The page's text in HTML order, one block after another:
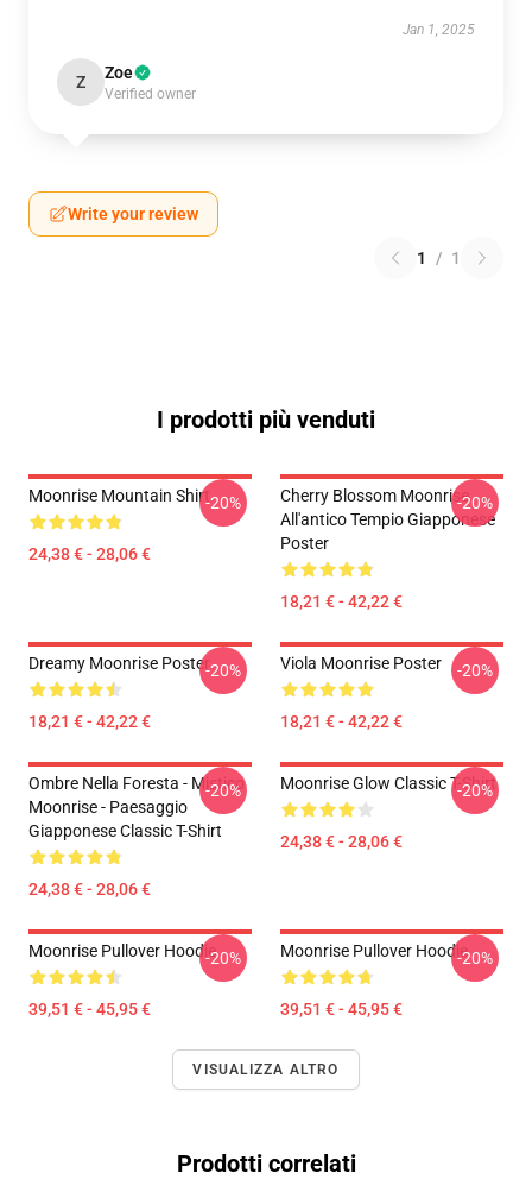
Jan 1, 2025
Z Zoe
Verified owner
Write your review
1 / 1
I prodotti più venduti
Moonrise Mountain Shirt
24,38 € - 28,06 €
-20%
Cherry Blossom Moonrise
All'antico Tempio Giapponese
Poster
18,21 € - 42,22 €
-20%
Dreamy Moonrise Poster
18,21 € - 42,22 €
-20% Viola Moonrise Poster
18,21 € - 42,22 €
-20%
Ombre Nella Foresta - Mistico
Moonrise - Paesaggio
Giapponese Classic T-Shirt
24,38 € - 28,06 €
-20% Moonrise Glow Classic T-Shirt
24,38 € - 28,06 €
-20%
Moonrise Pullover Hoodie
39,51 € - 45,95 €
-20% Moonrise Pullover Hoodie
39,51 € - 45,95 €
-20%
VISUALIZZA ALTRO
Prodotti correlati